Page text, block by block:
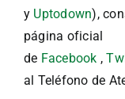
y Uptodown),
página oficial
de Facebook ,
al Teléfono de